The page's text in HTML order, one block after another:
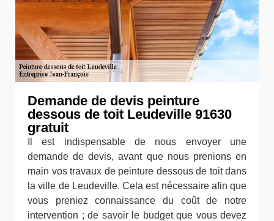
Demande de devis peinture
dessous de toit Leudeville 91630
gratuit
Il est indispensable de nous envoyer une
demande de devis, avant que nous prenions en
main vos travaux de peinture dessous de toit dans
la ville de Leudeville. Cela est nécessaire afin que
vous preniez connaissance du coût de notre
intervention ; de savoir le budget que vous devez